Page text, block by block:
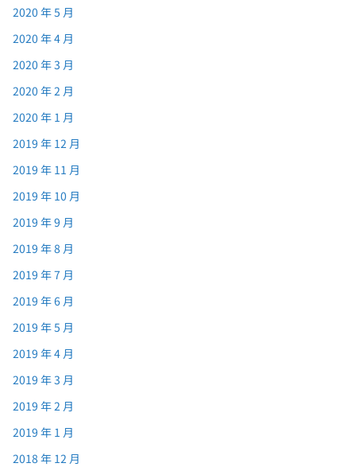
2020 年 5 月
2020 年 4 月
2020 年 3 月
2020 年 2 月
2020 年 1 月
2019 年 12 月
2019 年 11 月
2019 年 10 月
2019 年 9 月
2019 年 8 月
2019 年 7 月
2019 年 6 月
2019 年 5 月
2019 年 4 月
2019 年 3 月
2019 年 2 月
2019 年 1 月
2018 年 12 月